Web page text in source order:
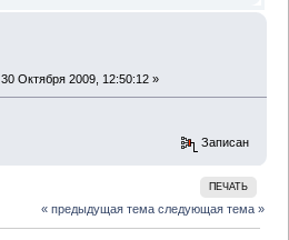
30 Октября 2009, 12:50:12 »
Записан
ПЕЧАТЬ
« предыдущая тема следующая тема »